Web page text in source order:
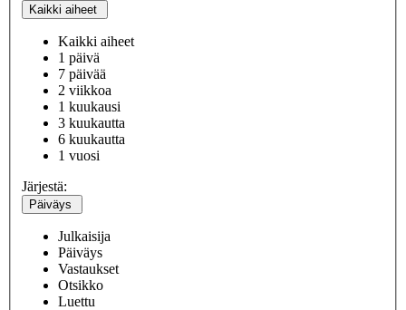
Kaikki aiheet
Kaikki aiheet
1 päivä
7 päivää
2 viikkoa
1 kuukausi
3 kuukautta
6 kuukautta
1 vuosi
Järjestä:
Päiväys
Julkaisija
Päiväys
Vastaukset
Otsikko
Luettu